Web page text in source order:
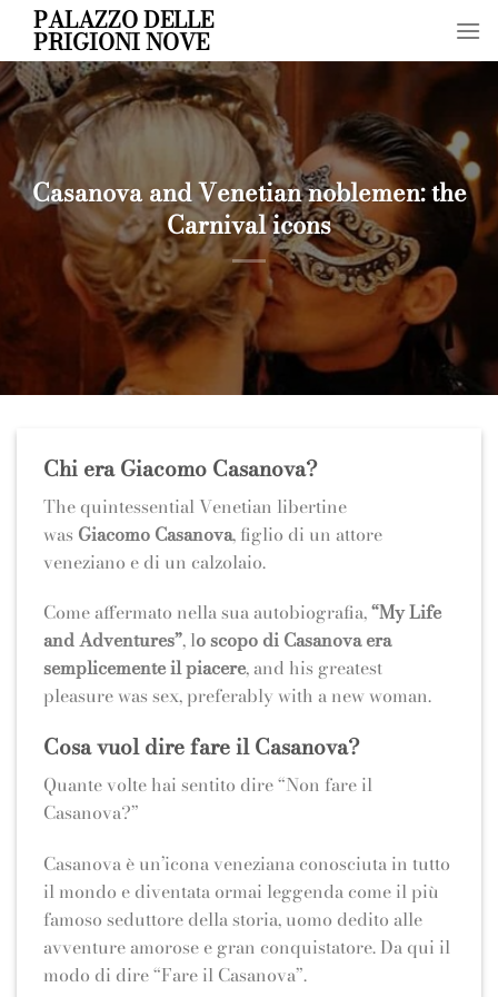
Skip
content
PALAZZO DELLE
PRIGIONI NOVE
Casanova and Venetian noblemen: the
Carnival icons
Chi era Giacomo Casanova?
The quintessential Venetian libertine
was Giacomo Casanova, figlio di un attore
veneziano e di un calzolaio.
Come affermato nella sua autobiografia,“My Life
and Adventures”, lo scopo di Casanova era
semplicemente il piacere, and his greatest
pleasure was sex, preferably with a new woman.
Cosa vuol dire fare il Casanova?
Quante volte hai sentito dire “Non fare il
Casanova?”
Casanova è un’icona veneziana conosciuta in tutto
il mondo e diventata ormai leggenda come il più
famoso seduttore della storia, uomo dedito alle
avventure amorose e gran conquistatore. Da qui il
modo di dire “Fare il Casanova”.